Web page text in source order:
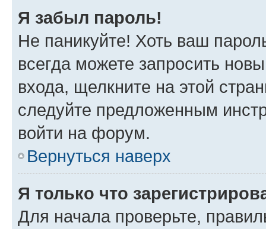
Я забыл пароль!
Не паникуйте! Хоть ваш
всегда можете запросить
входа, щелкните на этой
следуйте предложенным
войти на форум.
Вернуться наверх
Я только что
Для начала проверьте,